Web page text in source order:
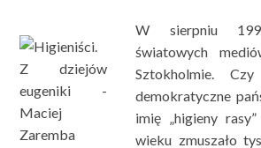
W sierpniu
światowych
Sztokholmie.
demokratyczne
imię „higieny
wieku zmuszało